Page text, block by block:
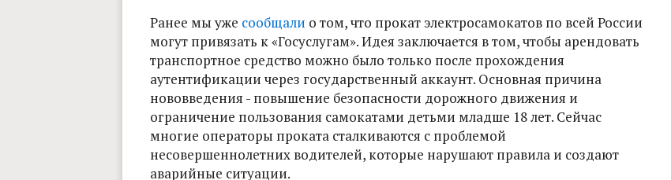
Ранее мы уже сообщали о том, что прокат электросамокатов по всей России
могут привязать к «Госуслугам». Идея заключается в том, чтобы арендовать
транспортное средство можно было только после прохождения
аутентификации через государственный аккаунт. Основная причина
нововведения - повышение безопасности дорожного движения и
ограничение пользования самокатами детьми младше 18 лет. Сейчас
многие операторы проката сталкиваются с проблемой
несовершеннолетних водителей, которые нарушают правила и создают
аварийные ситуации.